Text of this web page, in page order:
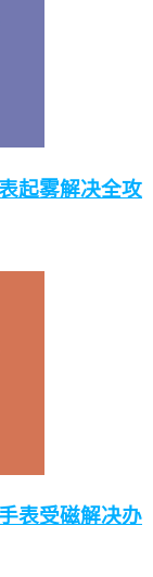
起雾解决全攻
表受磁解决办